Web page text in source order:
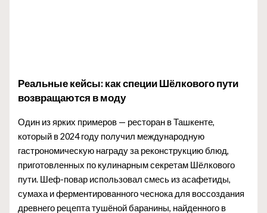
Реальные кейсы: как специи Шёлкового пути
возвращаются в моду
Один из ярких примеров — ресторан в Ташкенте,
который в 2024 году получил международную
гастрономическую награду за реконструкцию блюд,
приготовленных по кулинарным секретам Шёлкового
пути. Шеф-повар использовал смесь из асафетиды,
сумаха и ферментированного чеснока для воссоздания
древнего рецепта тушёной баранины, найденного в